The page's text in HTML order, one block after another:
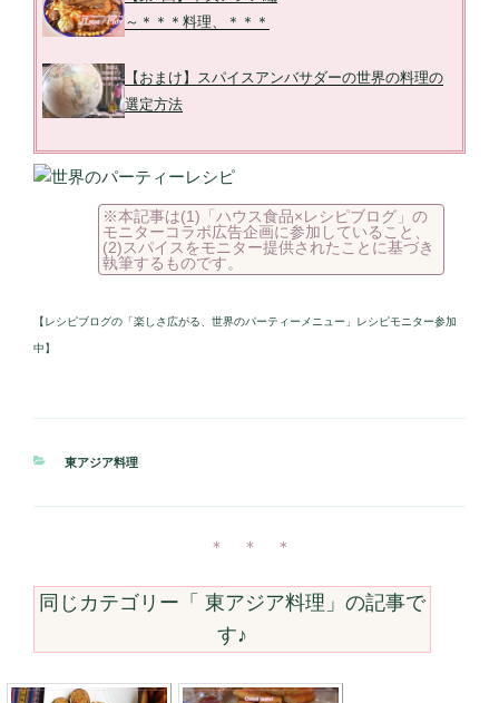
～＊＊＊料理、＊＊＊
【おまけ】スパイスアンバサダーの世界の料理の
選定方法
※本記事は(1)「ハウス食品×レシピブログ」の
モニターコラボ広告企画に参加していること、
(2)スパイスをモニター提供されたことに基づき
執筆するものです。
【レシピブログの「楽しさ広がる、世界のパーティーメニュー」レシピモニター参加
中】
カ
東アジア料理
＊ ＊ ＊
同じカテゴリー「 東アジア料理 」の記事で
す♪